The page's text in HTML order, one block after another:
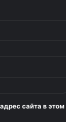
сайта в